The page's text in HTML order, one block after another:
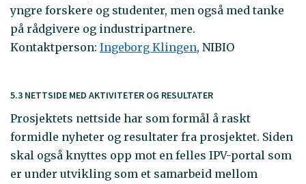
yngre forskere og studenter, men også med tanke
på rådgivere og industripartnere.
Kontaktperson: Ingeborg Klingen, NIBIO
5.3 NETTSIDE MED AKTIVITETER OG RESULTATER
Prosjektets nettside har som formål å raskt
formidle nyheter og resultater fra prosjektet. Siden
skal også knyttes opp mot en felles IPV-portal som
er under utvikling som et samarbeid mellom